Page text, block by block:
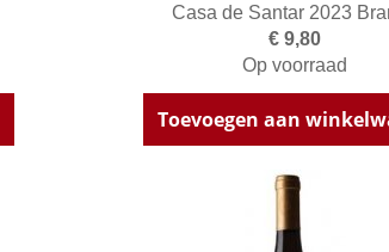
Casa de Santar 2023
€ 9,80
Op voorraad
Toevoegen aan